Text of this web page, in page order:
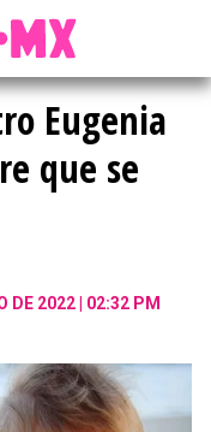
Eugenia
que se
DE 2022 | 02:32 PM